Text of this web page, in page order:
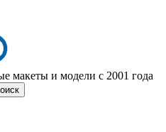
макеты и модели с 2001 года